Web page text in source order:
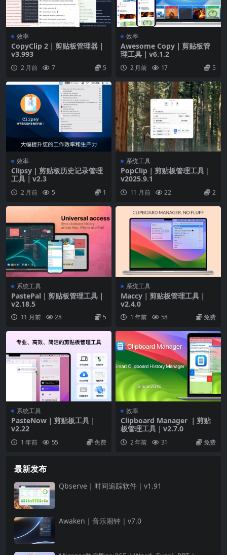
效率
CopyClip 2｜剪贴板管理器｜
v3.993
2 月前 7 5
效率
Awesome Copy｜剪贴板管
理工具｜v6.1.2
2 月前 17 5
效率
Clipsy｜剪贴板历史记录管理
工具｜v2.3
2 月前 5 1
系统工具
PopClip｜剪贴板管理工具｜
v2025.9.1
11 月前 22 2
系统工具
PastePal｜剪贴板管理工具｜
v2.18.5
11 月前 28 5
系统工具
Maccy｜剪贴板管理工具｜
v2.4.0
1 年前 58 免费
系统工具
PasteNow｜剪贴板工具｜
v2.22
1 年前 55 免费
效率
Clipboard Manager ｜剪贴
板管理工具｜v2.7.0
2 年前 31 免费
最新发布
Qbserve｜时间追踪软件｜v1.91
Awaken｜音乐闹钟｜v7.0